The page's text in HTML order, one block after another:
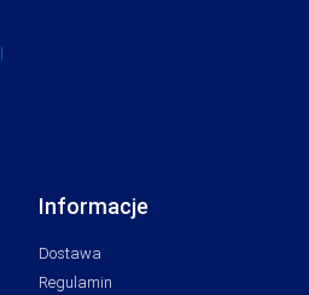
Informacje
Dostawa
Regulamin